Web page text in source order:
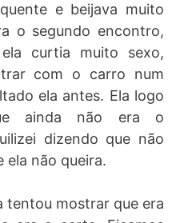
e beijava muito
o segundo encontro,
curtia muito sexo,
com o carro num
ela antes. Ela logo
ainda não era o
dizendo que não
ela não queira.
tentou mostrar que era